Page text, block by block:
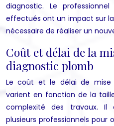
diagnostic. Le
effectués ont un impact sur
nécessaire de réaliser un
Coût et délai de la
diagnostic plomb
Le coût et le délai de mise
varient en fonction de la
complexité des travaux.
plusieurs professionnels pour